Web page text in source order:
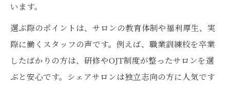
います。
選ぶ際のポイントは、サロンの教育体制や福利厚生、実
際に働くスタッフの声です。例えば、職業訓練校を卒業
したばかりの方は、研修やOJT制度が整ったサロンを選
ぶと安心です。シェアサロンは独立志向の方に人気です